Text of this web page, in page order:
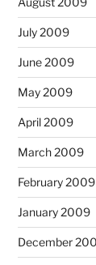
July 2009
June 2009
May 2009
April 2009
March 2009
February 2009
January 2009
December